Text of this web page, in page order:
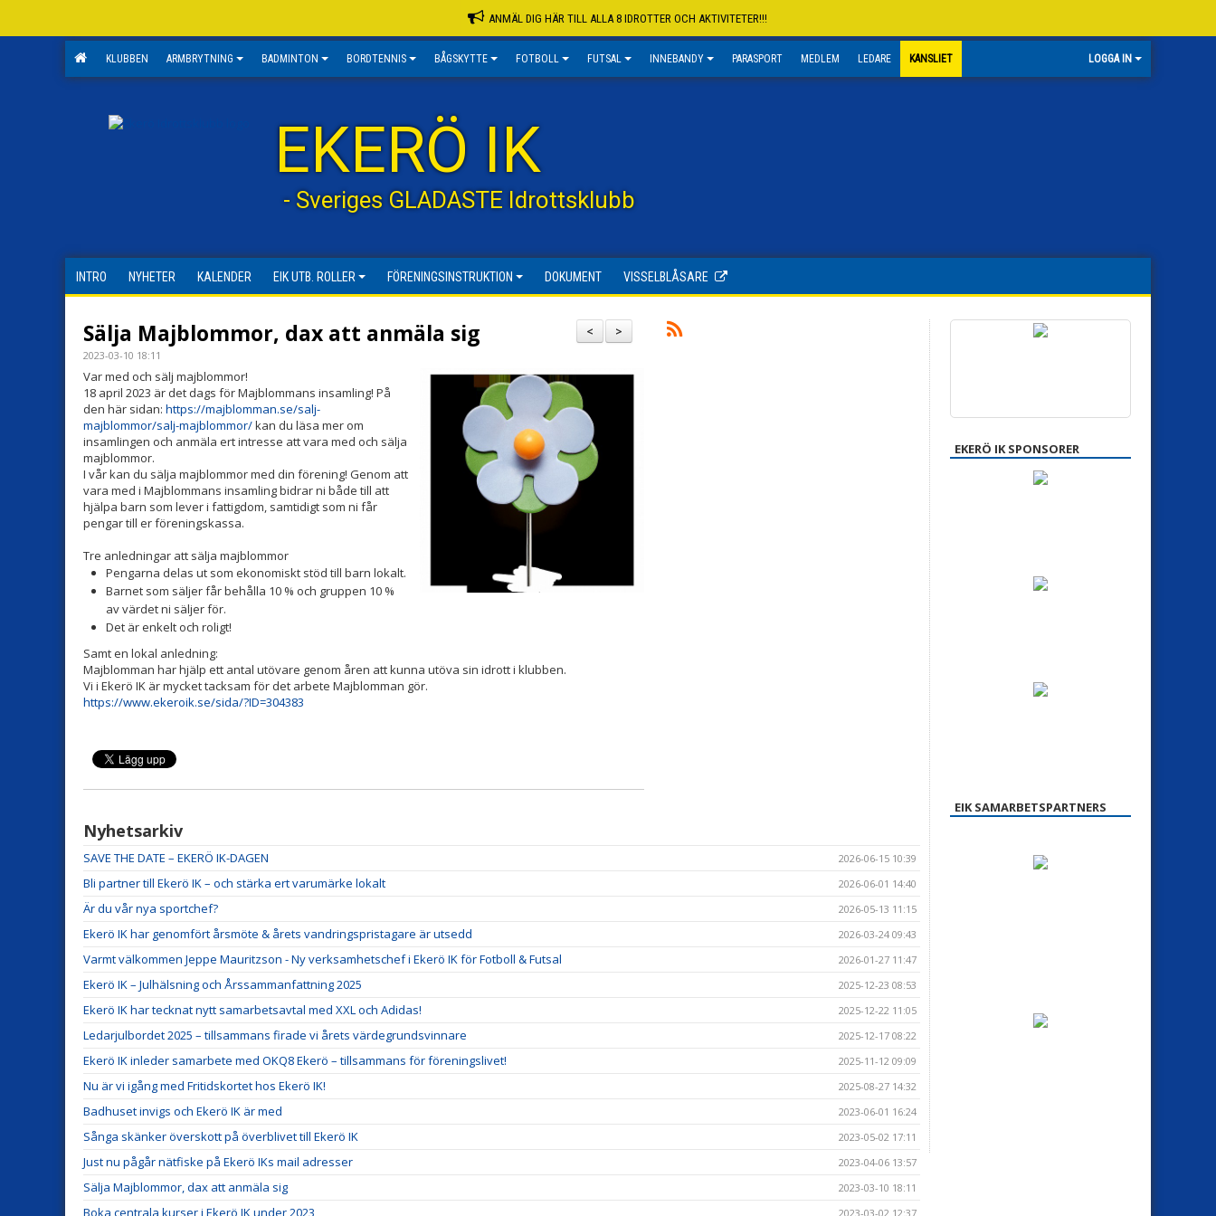
ANMÄL DIG HÄR TILL ALLA 8 IDROTTER OCH AKTIVITETER!!!
KLUBBEN ARMBRYTNING BADMINTON BORDTENNIS BÅGSKYTTE FOTBOLL FUTSAL INNEBANDY PARASPORT MEDLEM LEDARE KANSLIET LOGGA IN
EKERÖ IK
- Sveriges GLADASTE Idrottsklubb
INTRO NYHETER KALENDER EIK UTB. ROLLER FÖRENINGSINSTRUKTION DOKUMENT VISSELBLÅSARE
>
<
Sälja Majblommor, dax att anmäla sig
2023-03-10 18:11
Var med och sälj majblommor!
18 april 2023 är det dags för Majblommans insamling! På
den här sidan: https://majblomman.se/salj-
majblommor/salj-majblommor/kan du läsa mer om
insamlingen och anmäla ert intresse att vara med och sälja
majblommor.
I vår kan du sälja majblommor med din förening! Genom att
vara med i Majblommans insamling bidrar ni både till att
hjälpa barn som lever i fattigdom, samtidigt som ni får
pengar till er föreningskassa.
Tre anledningar att sälja majblommor
Pengarna delas ut som ekonomiskt stöd till barn lokalt.
Barnet som säljer får behålla 10 % och gruppen 10 %
av värdet ni säljer för.
Det är enkelt och roligt!
Samt en lokal anledning:
Majblomman har hjälp ett antal utövare genom åren att kunna utöva sin idrott i klubben.
Vi i Ekerö IK är mycket tacksam för det arbete Majblomman gör.
https://www.ekeroik.se/sida/?ID=304383
Nyhetsarkiv
SAVE THE DATE – EKERÖ IK-DAGEN 2026-06-15 10:39
Bli partner till Ekerö IK – och stärka ert varumärke lokalt 2026-06-01 14:40
Är du vår nya sportchef? 2026-05-13 11:15
Ekerö IK har genomfört årsmöte & årets vandringspristagare är utsedd 2026-03-24 09:43
Varmt välkommen Jeppe Mauritzson - Ny verksamhetschef i Ekerö IK för Fotboll & Futsal 2026-01-27 11:47
Ekerö IK – Julhälsning och Årssammanfattning 2025 2025-12-23 08:53
Ekerö IK har tecknat nytt samarbetsavtal med XXL och Adidas! 2025-12-22 11:05
Ledarjulbordet 2025 – tillsammans firade vi årets värdegrundsvinnare 2025-12-17 08:22
Ekerö IK inleder samarbete med OKQ8 Ekerö – tillsammans för föreningslivet! 2025-11-12 09:09
Nu är vi igång med Fritidskortet hos Ekerö IK! 2025-08-27 14:32
Badhuset invigs och Ekerö IK är med 2023-06-01 16:24
Sånga skänker överskott på överblivet till Ekerö IK 2023-05-02 17:11
Just nu pågår nätfiske på Ekerö IKs mail adresser 2023-04-06 13:57
Sälja Majblommor, dax att anmäla sig 2023-03-10 18:11
Boka centrala kurser i Ekerö IK under 2023 2023-03-02 12:37
EKERÖ IK SPONSORER
EIK SAMARBETSPARTNERS